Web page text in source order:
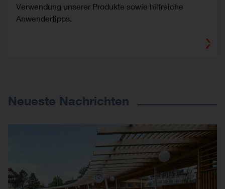
Verwendung unserer Produkte sowie hilfreiche
Anwendertipps.
Neueste Nachrichten